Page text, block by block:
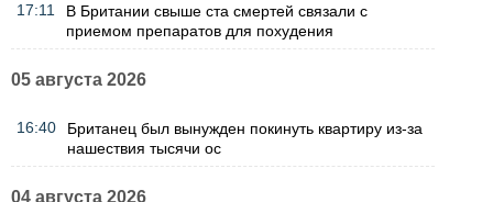
17:11
В Британии свыше ста смертей связали с
приемом препаратов для похудения
05 августа 2026
16:40
Британец был вынужден покинуть квартиру из-за
нашествия тысячи ос
04 августа 2026